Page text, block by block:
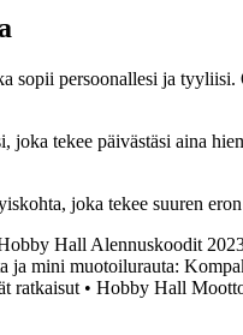
persoonallesi ja
tekee päivästäsi aina
joka tekee suuren
Hall Alennuskoodit
ja mini muotoilurauta:
ratkaisut • Hobby Hall